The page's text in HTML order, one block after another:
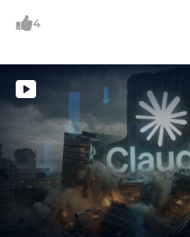
서비스로 뛰어오를 준비를 마친 것이죠.
과 함께 예측해 봅니다.
4